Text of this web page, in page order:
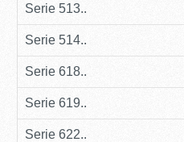
Serie 513..
Serie 514..
Serie 618..
Serie 619..
Serie 622..